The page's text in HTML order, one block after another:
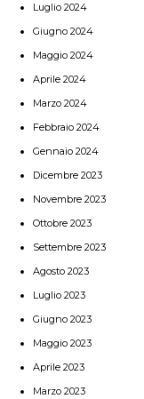
Luglio 2024
Giugno 2024
Maggio 2024
Aprile 2024
Marzo 2024
Febbraio 2024
Gennaio 2024
Dicembre 2023
Novembre 2023
Ottobre 2023
Settembre 2023
Agosto 2023
Luglio 2023
Giugno 2023
Maggio 2023
Aprile 2023
Marzo 2023